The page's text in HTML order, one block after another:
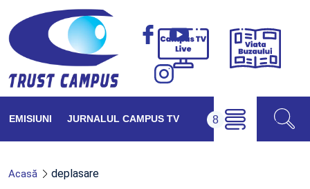
Campus
Viața
EMISIUNI JURNALUL CAMPUS TV
Acasă deplasare